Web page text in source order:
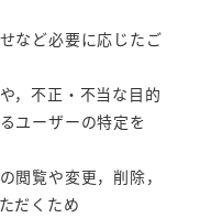
など必要に応じたご
，不正・不当な目的
ユーザーの特定を
閲覧や変更，削除，
だくため